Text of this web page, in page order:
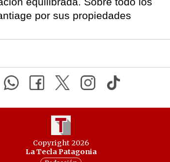
por sus propiedades
Copyright 2026
La Tecla Patagonia